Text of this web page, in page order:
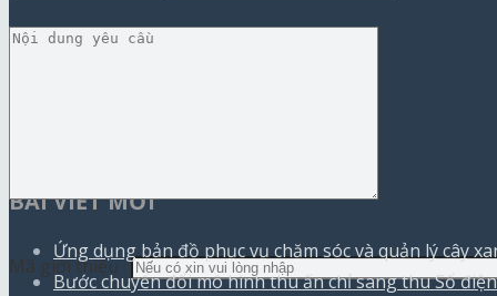
Mã giới thiệu :
hotro@citywork.vn
BÀI VIẾT MỚI
Ứng dụng bản đồ phục vụ chăm sóc và quản lý cây
Bước chuyển đổi mô hình thu ấn chỉ sang thu Sổ